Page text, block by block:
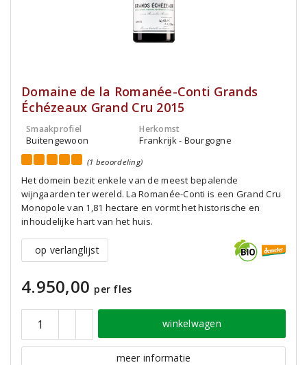
Domaine de la Romanée-Conti Grands
Échézeaux Grand Cru 2015
Smaakprofiel
Buitengewoon
Herkomst
Frankrijk - Bourgogne
(1 beoordeling)
Het domein bezit enkele van de meest bepalende
wijngaarden ter wereld. La Romanée-Conti is een Grand Cru
Monopole van 1,81 hectare en vormt het historische en
inhoudelijke hart van het huis.
op verlanglijst
4.950,00 per fles
winkelwagen
meer informatie